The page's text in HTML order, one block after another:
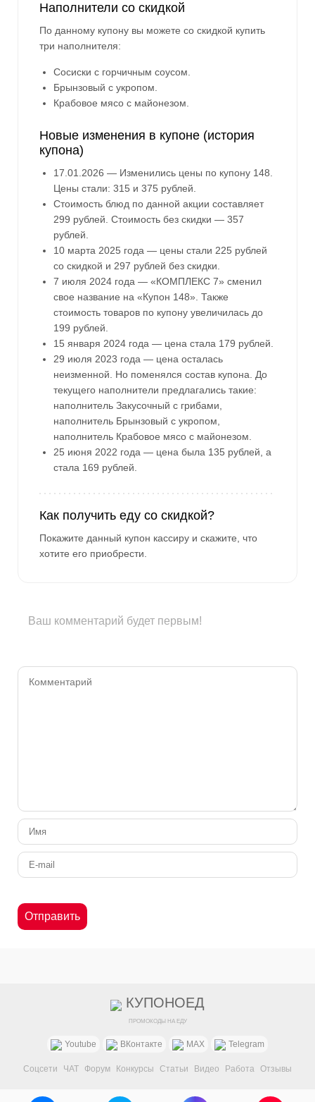
Наполнители со скидкой
По данному купону вы можете со скидкой купить
три наполнителя:
Сосиски с горчичным соусом.
Брынзовый с укропом.
Крабовое мясо с майонезом.
Новые изменения в купоне (история
купона)
17.01.2026 — Изменились цены по купону 148.
Цены стали: 315 и 375 рублей.
Стоимость блюд по данной акции составляет
299 рублей. Стоимость без скидки — 357
рублей.
10 марта 2025 года — цены стали 225 рублей
со скидкой и 297 рублей без скидки.
7 июля 2024 года — «КОМПЛЕКС 7» сменил
свое название на «Купон 148». Также
стоимость товаров по купону увеличилась до
199 рублей.
15 января 2024 года — цена стала 179 рублей.
29 июля 2023 года — цена осталась
неизменной. Но поменялся состав купона. До
текущего наполнители предлагались такие:
наполнитель Закусочный с грибами,
наполнитель Брынзовый с укропом,
наполнитель Крабовое мясо с майонезом.
25 июня 2022 года — цена была 135 рублей, а
стала 169 рублей.
Как получить еду со скидкой?
Покажите данный купон кассиру и скажите, что
хотите его приобрести.
Ваш комментарий будет первым!
КУПОНОЕД
ПРОМОКОДЫ НА ЕДУ
Youtube ВКонтакте MAX Telegram
Соцсети ЧАТ Форум Конкурсы Статьи Видео Работа Отзывы